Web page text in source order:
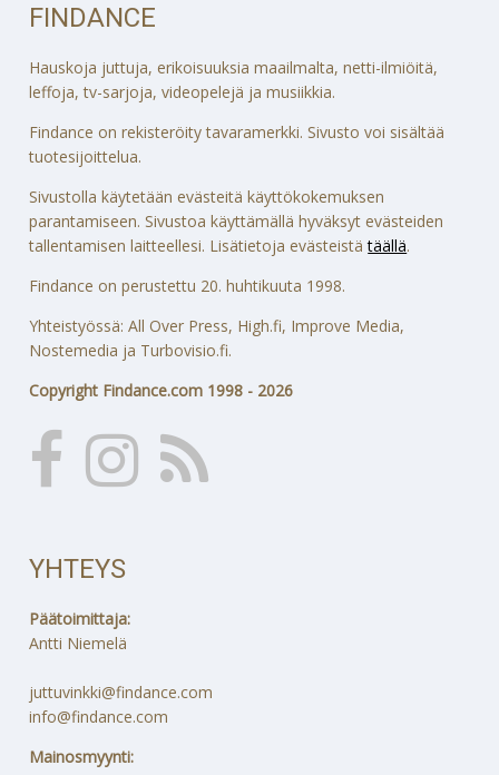
FINDANCE
Hauskoja juttuja, erikoisuuksia maailmalta, netti-ilmiöitä,
leffoja, tv-sarjoja, videopelejä ja musiikkia.
Findance on rekisteröity tavaramerkki. Sivusto voi sisältää
tuotesijoittelua.
Sivustolla käytetään evästeitä käyttökokemuksen
parantamiseen. Sivustoa käyttämällä hyväksyt evästeiden
tallentamisen laitteellesi. Lisätietoja evästeistätäällä.
Findance on perustettu 20. huhtikuuta 1998.
Yhteistyössä: All Over Press, High.fi, Improve Media,
Nostemedia ja Turbovisio.fi.
Copyright Findance.com 1998 - 2026
YHTEYS
Päätoimittaja:
Antti Niemelä
juttuvinkki@findance.com
info@findance.com
Mainosmyynti: